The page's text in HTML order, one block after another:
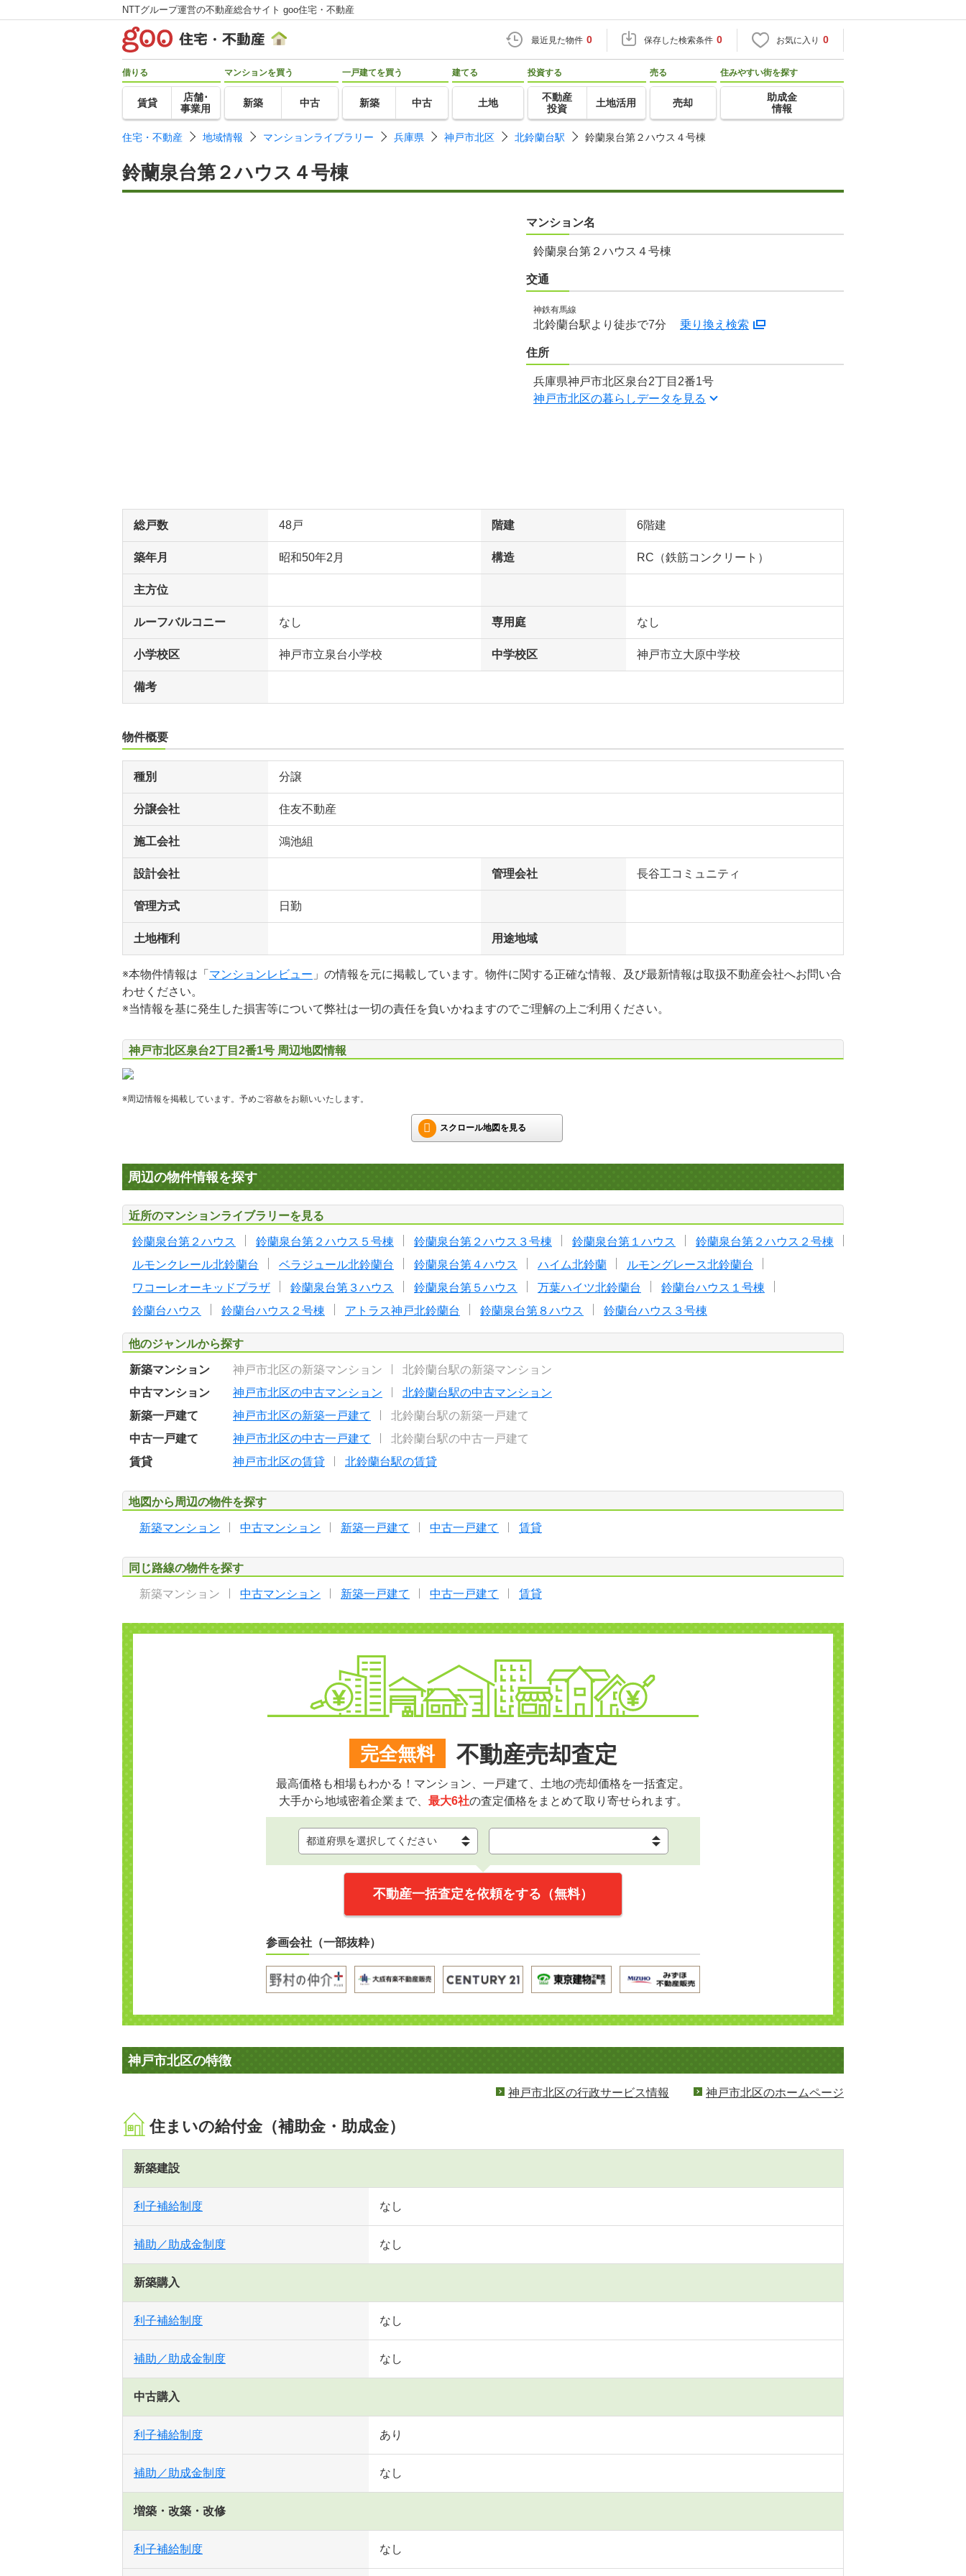
NTTグループ運営の不動産総合サイト goo住宅・不動産
最近見た物件 0 保存した検索条件 0 お気に入り 0
借りる
賃貸
店舗･
事業用
マンションを買う
新築 中古
一戸建てを買う
新築 中古
建てる
土地
投資する
不動産
投資
土地活用
売る
売却
住みやすい街を探す
助成金
情報
住宅・不動産 地域情報 マンションライブラリー 兵庫県 神戸市北区 北鈴蘭台駅 鈴蘭泉台第２ハウス４号棟
鈴蘭泉台第２ハウス４号棟
マンション名
鈴蘭泉台第２ハウス４号棟
交通
神鉄有馬線
北鈴蘭台駅より徒歩で7分 乗り換え検索
住所
兵庫県神戸市北区泉台2丁目2番1号
神戸市北区の暮らしデータを見る
総戸数 48戸 階建 6階建
築年月 昭和50年2月 構造 RC（鉄筋コンクリート）
主方位
ルーフバルコニー なし 専用庭 なし
小学校区 神戸市立泉台小学校 中学校区 神戸市立大原中学校
備考
物件概要
種別 分譲
分譲会社 住友不動産
施工会社 鴻池組
設計会社 管理会社 長谷工コミュニティ
管理方式 日勤
土地権利 用途地域
※本物件情報は「 マンションレビュー 」の情報を元に掲載しています。物件に関する正確な情報、及び最新情報は取扱不動産会社へお問い合
わせください。
※当情報を基に発生した損害等について弊社は一切の責任を負いかねますのでご理解の上ご利用ください。
神戸市北区泉台2丁目2番1号 周辺地図情報
※周辺情報を掲載しています。予めご容赦をお願いいたします。
スクロール地図を見る
周辺の物件情報を探す
近所のマンションライブラリーを見る
鈴蘭泉台第２ハウス 鈴蘭泉台第２ハウス５号棟 鈴蘭泉台第２ハウス３号棟 鈴蘭泉台第１ハウス
鈴蘭泉台第２ハウス２号棟
ルモンクレール北鈴蘭台
ベラジュール北鈴蘭台 鈴蘭泉台第４ハウス ハイム北鈴蘭
ルモングレース北鈴蘭台
ワコーレオーキッドプラザ
鈴蘭泉台第３ハウス 鈴蘭泉台第５ハウス 万葉ハイツ北鈴蘭台
鈴蘭台ハウス１号棟
鈴蘭台ハウス
鈴蘭台ハウス２号棟 アトラス神戸北鈴蘭台 鈴蘭泉台第８ハウス 鈴蘭台ハウス３号棟
他のジャンルから探す
新築マンション 神戸市北区の新築マンション
北鈴蘭台駅の新築マンション
中古マンション
神戸市北区の中古マンション
北鈴蘭台駅の中古マンション
新築一戸建て
神戸市北区の新築一戸建て
北鈴蘭台駅の新築一戸建て
中古一戸建て
神戸市北区の中古一戸建て
北鈴蘭台駅の中古一戸建て
賃貸
神戸市北区の賃貸 北鈴蘭台駅の賃貸
地図から周辺の物件を探す
新築マンション 中古マンション 新築一戸建て 中古一戸建て 賃貸
同じ路線の物件を探す
新築マンション 中古マンション 新築一戸建て 中古一戸建て 賃貸
完全無料 不動産売却査定
最高価格も相場もわかる！マンション、一戸建て、土地の売却価格を一括査定。
大手から地域密着企業まで、 最大6社の査定価格をまとめて取り寄せられます。
不動産一括査定を依頼をする（無料）
参画会社（一部抜粋）
神戸市北区の特徴
神戸市北区の行政サービス情報 神戸市北区のホームページ
住まいの給付金（補助金・助成金）
新築建設
利子補給制度 なし
補助／助成金制度 なし
新築購入
利子補給制度 なし
補助／助成金制度 なし
中古購入
利子補給制度 あり
補助／助成金制度 なし
増築・改築・改修
利子補給制度 なし